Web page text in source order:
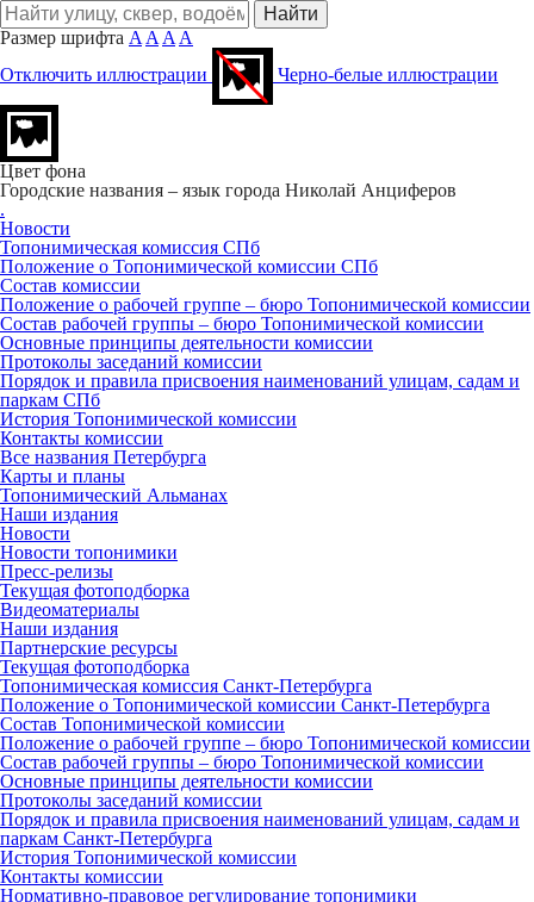
Размер шрифта A A A A
Отключить иллюстрации
Черно-белые иллюстрации
Цвет фона
Городские названия – язык города Николай Анциферов
.
Новости
Топонимическая комиссия СПб
Положение о Топонимической комиссии СПб
Состав комиссии
Положение о рабочей группе – бюро Топонимической комиссии
Состав рабочей группы – бюро Топонимической комиссии
Основные принципы деятельности комиссии
Протоколы заседаний комиссии
Порядок и правила присвоения наименований улицам, садам и
паркам СПб
История Топонимической комиссии
Контакты комиссии
Все названия Петербурга
Карты и планы
Топонимический Альманах
Наши издания
Новости
Новости топонимики
Пресс‑релизы
Текущая фотоподборка
Видеоматериалы
Наши издания
Партнерские ресурсы
Текущая фотоподборка
Топонимическая комиссия Санкт‑Петербурга
Положение о Топонимической комиссии Санкт‑Петербурга
Состав Топонимической комиссии
Положение о рабочей группе – бюро Топонимической комиссии
Состав рабочей группы – бюро Топонимической комиссии
Основные принципы деятельности комиссии
Протоколы заседаний комиссии
Порядок и правила присвоения наименований улицам, садам и
паркам Санкт‑Петербурга
История Топонимической комиссии
Контакты комиссии
Нормативно‑правовое регулирование топонимики